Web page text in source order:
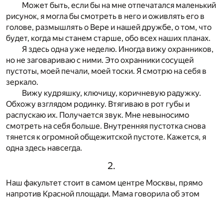
Может быть, если бы на мне отпечатался маленький
рисунок, я могла бы смотреть в него и оживлять его в
голове, размышлять о Вере и нашей дружбе, о том, что
будет, когда мы станем старше, обо всех наших планах.
Я здесь одна уже неделю. Иногда вижу охранников,
но не заговариваю с ними. Это охранники сосущей
пустоты, моей печали, моей тоски. Я смотрю на себя в
зеркало.
Вижу кудряшку, ключицу, коричневую радужку.
Обхожу взглядом родинку. Втягиваю в рот губы и
распускаю их. Получается звук. Мне невыносимо
смотреть на себя больше. Внутренняя пустотка снова
тянется к огромной общежитской пустоте. Кажется, я
одна здесь навсегда.
2.
Наш факультет стоит в самом центре Москвы, прямо
напротив Красной площади. Мама говорила об этом